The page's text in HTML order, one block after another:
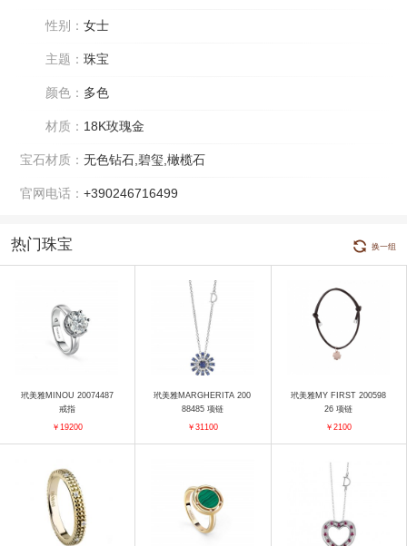
性别： 女士
主题： 珠宝
颜色： 多色
材质： 18K玫瑰金
宝石材质： 无色钻石,碧玺,橄榄石
官网电话： +390246716499
热门珠宝 换一组
玳美雅MINOU 20074487
戒指
￥19200
玳美雅MARGHERITA 200
88485 项链
￥31100
玳美雅MY FIRST 200598
26 项链
￥2100